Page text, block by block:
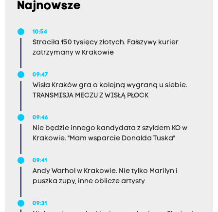
Najnowsze
10:54
Straciła 150 tysięcy złotych. Fałszywy kurier
zatrzymany w Krakowie
09:47
Wisła Kraków gra o kolejną wygraną u siebie.
TRANSMISJA MECZU Z WISŁĄ PŁOCK
09:46
Nie będzie innego kandydata z szyldem KO w
Krakowie. "Mam wsparcie Donalda Tuska"
09:41
Andy Warhol w Krakowie. Nie tylko Marilyn i
puszka zupy, inne oblicze artysty
09:31